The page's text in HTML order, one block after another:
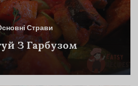
Страви
З Гарбузом